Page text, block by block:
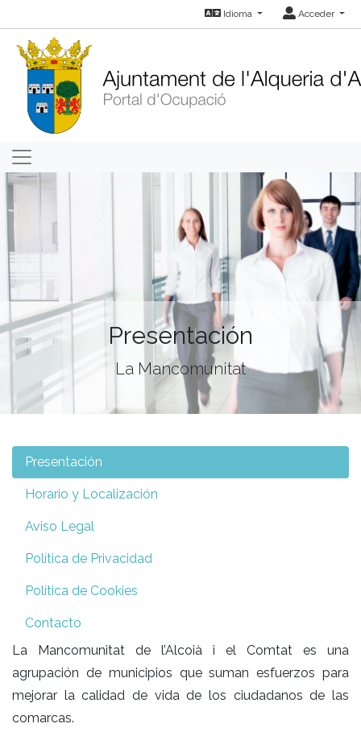
Idioma Acceder
Presentación
La Mancomunitat
Presentación
Horario y Localización
Aviso Legal
Política de Privacidad
Política de Cookies
Contacto
L a Mancomunitat de l’Alcoià i el Comtat es una
agrupación de municipios que suman esfuerzos para
mejorar la calidad de vida de los ciudadanos de las
comarcas.